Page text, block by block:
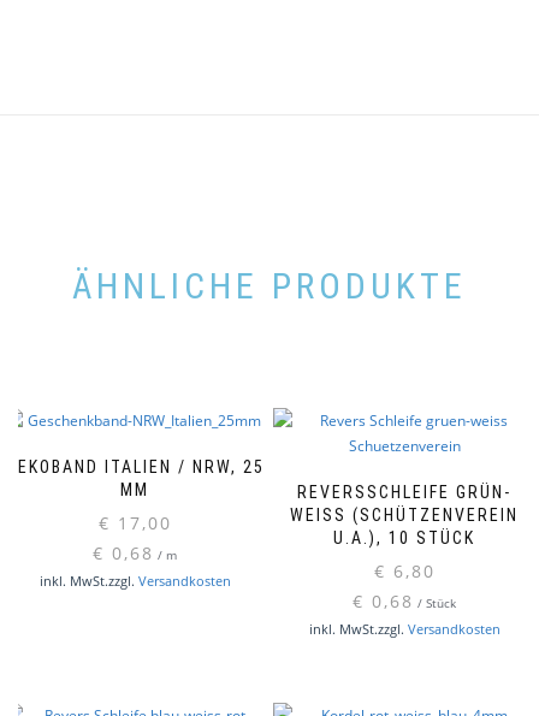
ÄHNLICHE PRODUKTE
DEKOBAND ITALIEN / NRW, 25
MM
€ 17,00
€ 0,68 / m
inkl. MwSt.zzgl. Versandkosten
REVERSSCHLEIFE GRÜN-
WEISS (SCHÜTZENVEREIN U
.A.), 10 STÜCK
€ 6,80
€ 0,68 / Stück
inkl. MwSt.zzgl. Versandkosten